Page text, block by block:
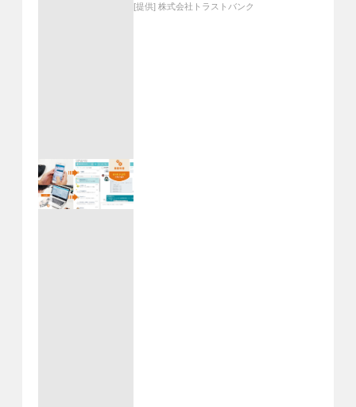
[提供] 株式会社トラストバンク